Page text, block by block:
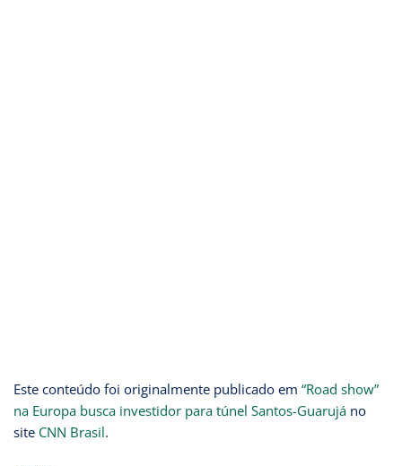
Este conteúdo foi originalmente publicado em “Road show”
na Europa busca investidor para túnel Santos-Guarujá no
site CNN Brasil.